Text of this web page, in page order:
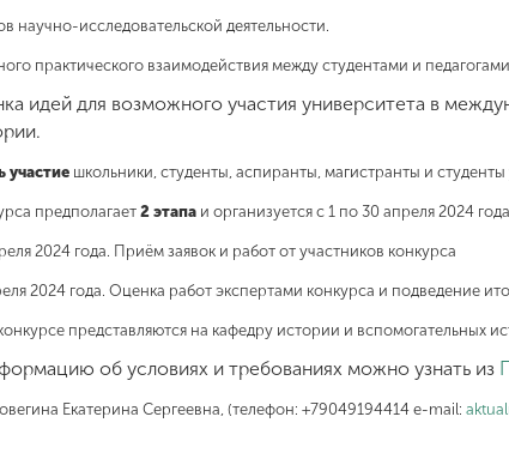
научно-исследовательской деятельности.
практического взаимодействия между студентами и
идей для возможного участия университета в
участие школьники, студенты, аспиранты, магистранты и
предполагает 2 этапа и организуется с 1 по 30 апреля 2024
2024 года. Приём заявок и работ от участников конкурса
2024 года. Оценка работ экспертами конкурса и подведение
представляются на кафедру истории и вспомогательных
об условиях и требованиях можно узнать из
Екатерина Сергеевна, (телефон: +79049194414 e-mail: